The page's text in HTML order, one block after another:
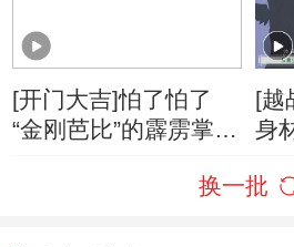
[开门大吉]怕了怕了
“金刚芭比”的霹雳掌让
[越
身
换一批